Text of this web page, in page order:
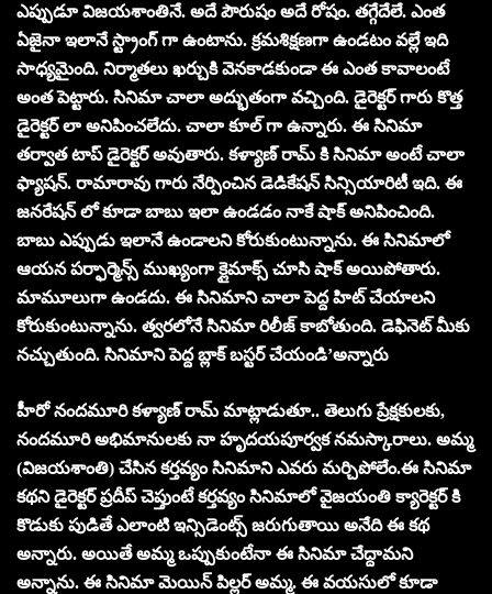
ఎప్పుడూ విజయశాంతినే. అదే పౌరుషం అదే రోషం. తగ్గేదేలే. ఎంత
ఏజైనా ఇలానే స్ట్రాంగ్ గా ఉంటాను. క్రమశిక్షణగా ఉండటం వల్లే ఇది
సాధ్యమైంది. నిర్మాతలు ఖర్చుకి వెనకాడకుండా ఈ ఎంత కావాలంటే
అంత పెట్టారు. సినిమా చాలా అద్భుతంగా వచ్చింది. డైరెక్టర్ గారు కొత్త
డైరెక్టర్ లా అనిపించలేదు. చాలా కూల్ గా ఉన్నారు. ఈ సినిమా
తర్వాత టాప్ డైరెక్టర్ అవుతారు. కళ్యాణ్ రామ్ కి సినిమా అంటే చాలా
ఫ్యాషన్. రామారావు గారు నేర్పించిన డెడికేషన్ సిన్సియారిటీ ఇది. ఈ
జనరేషన్ లో కూడా బాబు ఇలా ఉండడం నాకే షాక్ అనిపించింది.
బాబు ఎప్పుడు ఇలానే ఉండాలని కోరుకుంటున్నాను. ఈ సినిమాలో
ఆయన పర్ఫార్మెన్స్ ముఖ్యంగా క్లైమాక్స్ చూసి షాక్ అయిపోతారు.
మామూలుగా ఉండదు. ఈ సినిమాని చాలా పెద్ద హిట్ చేయాలని
కోరుకుంటున్నాను. త్వరలోనే సినిమా రిలీజ్ కాబోతుంది. డెఫినెట్ మీకు
నచ్చుతుంది. సినిమాని పెద్ద బ్లాక్ బస్టర్ చేయండి’అన్నారు
హీరో నందమూరి కళ్యాణ్ రామ్ మాట్లాడుతూ.. తెలుగు ప్రేక్షకులకు,
నందమూరి అభిమానులకు నా హృదయపూర్వక నమస్కారాలు. అమ్మ
(విజయశాంతి) చేసిన కర్తవ్యం సినిమాని ఎవరు మర్చిపోలేం.ఈ సినిమా
కథని డైరెక్టర్ ప్రదీప్ చెప్తుంటే కర్తవ్యం సినిమాలో వైజయంతి క్యారెక్టర్ కి
కొడుకు పుడితే ఎలాంటి ఇన్సిడెంట్స్ జరుగుతాయి అనేది ఈ కథ
అన్నారు. అయితే అమ్మ ఒప్పుకుంటేనా ఈ సినిమా చేద్దామని
అన్నాను. ఈ సినిమా మెయిన్ పిల్లర్ అమ్మ. ఈ వయసులో కూడా